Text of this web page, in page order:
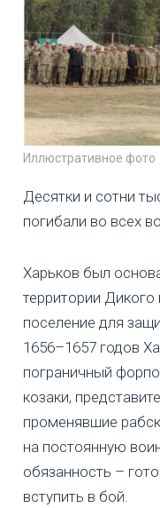
Иллюстративное фото
Десятки и сотни
погибали во всех
Харьков был
территории Дикого
поселение для
1656–1657 годов
пограничный
козаки,
променявшие
на постоянную
обязанность –
вступить в бой.